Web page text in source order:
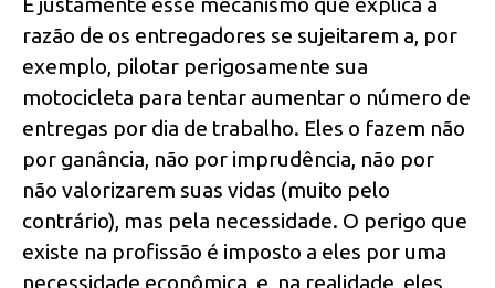
razão de os entregadores se sujeitarem a, por
exemplo, pilotar perigosamente sua
motocicleta para tentar aumentar o número de
entregas por dia de trabalho. Eles o fazem não
por ganância, não por imprudência, não por
não valorizarem suas vidas (muito pelo
contrário), mas pela necessidade. O perigo que
existe na profissão é imposto a eles por uma
necessidade econômica, e, na realidade, eles